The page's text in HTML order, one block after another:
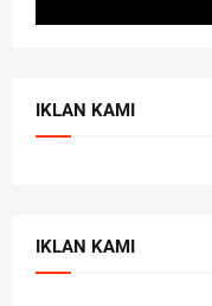
IKLAN KAMI
IKLAN KAMI